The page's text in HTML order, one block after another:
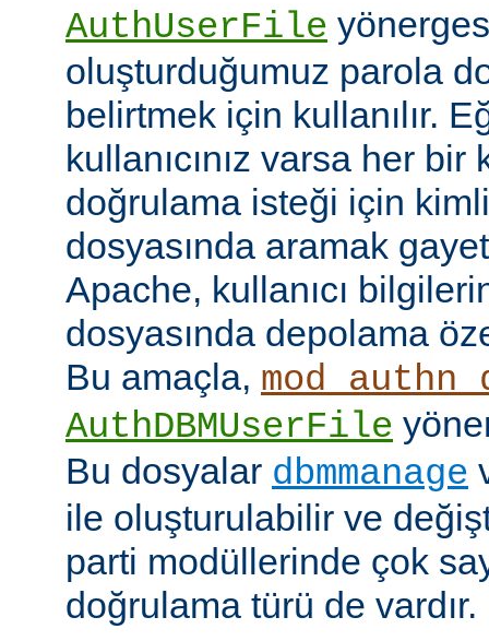
AuthUserFile
oluşturduğumuz parola
belirtmek için kullanılır.
kullanıcınız varsa her bir
doğrulama isteği için
dosyasında aramak
Apache, kullanıcı
dosyasında depolama
Bu amaçla,
AuthDBMUserFile
Bu dosyalar dbmmanage
ile oluşturulabilir ve
parti modüllerinde çok
doğrulama türü de vardır.